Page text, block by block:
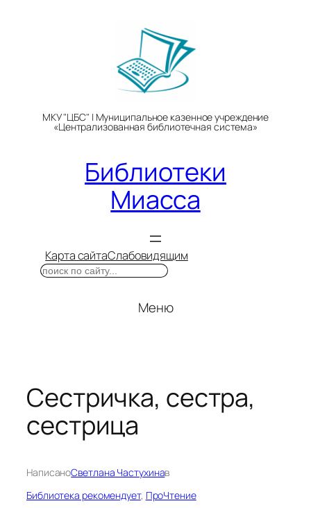
МКУ "ЦБС" | Муниципальное казенное учреждение
«Централизованная библиотечная система»
Библиотеки
Миасса
Карта сайтаСлабовидящим
Поиск
Меню
Сестричка, сестра,
сестрица
НаписаноСветлана Частухинав
Библиотека рекомендует, ПроЧтение